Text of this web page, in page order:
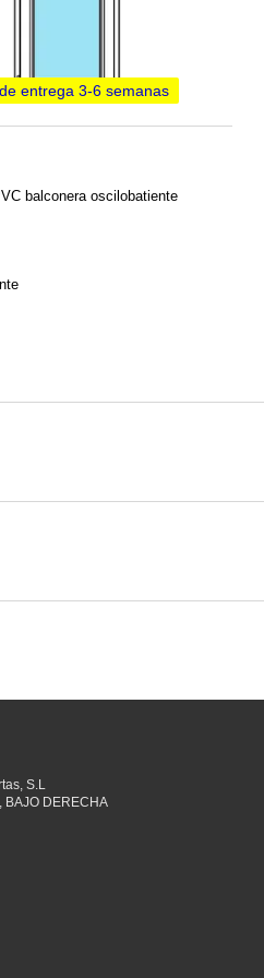
entrega 3-6 semanas
balconera oscilobatiente
S.L
BAJO DERECHA